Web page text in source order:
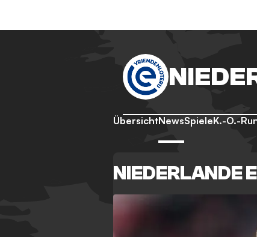
ÜbersichtNewsSpieleK.-O.-
NIEDERLANDE